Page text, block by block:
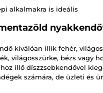
alkalmakra is ideális
kiválóan illik fehér,
világosszürke, bézs vagy
illő díszzsebkendővel
számára, de üzleti és